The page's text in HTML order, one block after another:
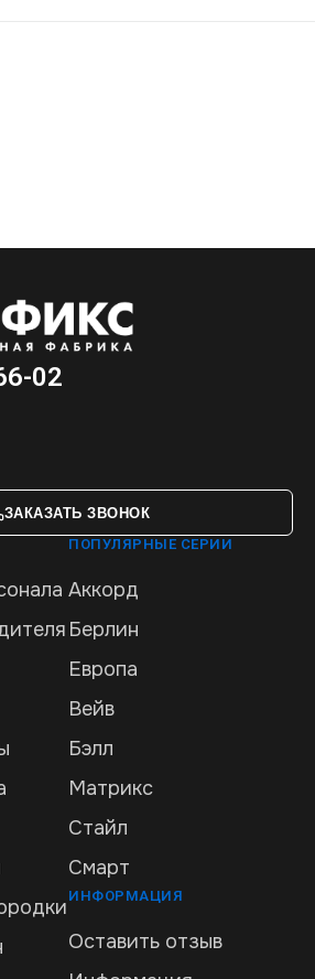
02
ЗАКАЗАТЬ ЗВОНОК
ПОПУЛЯРНЫЕ СЕРИИ
Аккорд
Берлин
Европа
Вейв
Бэлл
Матрикс
Стайл
Смарт
ИНФОРМАЦИЯ
Оставить отзыв